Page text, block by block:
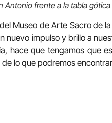
Antonio frente a la tabla
Museo de Arte Sacro de
nuevo impulso y brillo a
hace que tengamos que
de lo que podremos